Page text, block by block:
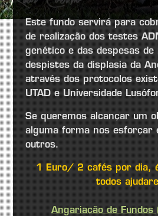
Este fundo servirá para
de realização dos testes
genético e das despesas de
despistes da displasia da
através dos protocolos
UTAD e Universidade
Se queremos alcançar um
alguma forma nos esforçar
outros.
1 Euro/ 2 cafés por dia,
todos
Angariação de Fundos